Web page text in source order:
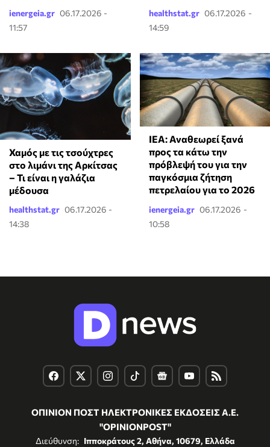
ienergeia.gr 06.17.2026 -
11:57
healthstat.gr 06.17.2026 -
14:59
Χαμός με τις τσούχτρες
στο λιμάνι της Αρκίτσας
– Τι είναι η γαλάζια
μέδουσα
healthstat.gr 06.17.2026 -
14:38
ΙΕΑ: Αναθεωρεί ξανά
προς τα κάτω την
πρόβλεψή του για την
παγκόσμια ζήτηση
πετρελαίου για το 2026
ienergeia.gr 06.17.2026 -
10:58
ΟΠΙΝΙΟΝ ΠΟΣΤ ΗΛΕΚΤΡΟΝΙΚΕΣ ΕΚΔΟΣΕΙΣ Α.Ε.
"OPINIONPOST"
Διεύθυνση: Ιπποκράτους 2, Αθήνα, 10679, Ελλάδα